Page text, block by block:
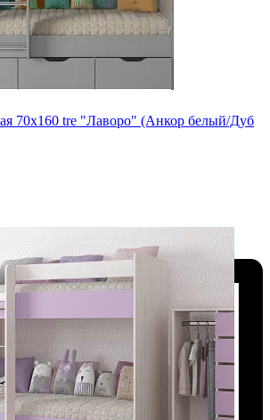
70х160 tre "Лаворо" (Анкор белый/Дуб